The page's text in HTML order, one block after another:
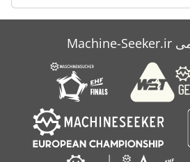
Atlas Copco Xas 67
Atlas Copco Xas 85